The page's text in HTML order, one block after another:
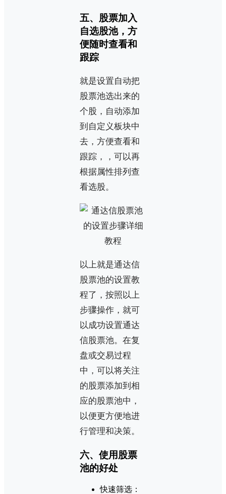
五、股票加入
自选股池，方
便随时查看和
跟踪
就是设置自动把
股票池选出来的
个股，自动添加
到自定义板块中
去，方便查看和
跟踪，，可以再
根据属性排列查
看选股。
以上就是通达信
股票池的设置教
程了，按照以上
步骤操作，就可
以成功设置通达
信股票池。在复
盘或交易过程
中，可以将关注
的股票添加到相
应的股票池中，
以便更方便地进
行管理和决策。
六、使用股票
池的好处
快速筛选：